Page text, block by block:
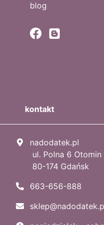
blog
kontakt
nadodatek.pl
ul. Polna 6 Otomin
80-174 Gdańsk
663-656-888